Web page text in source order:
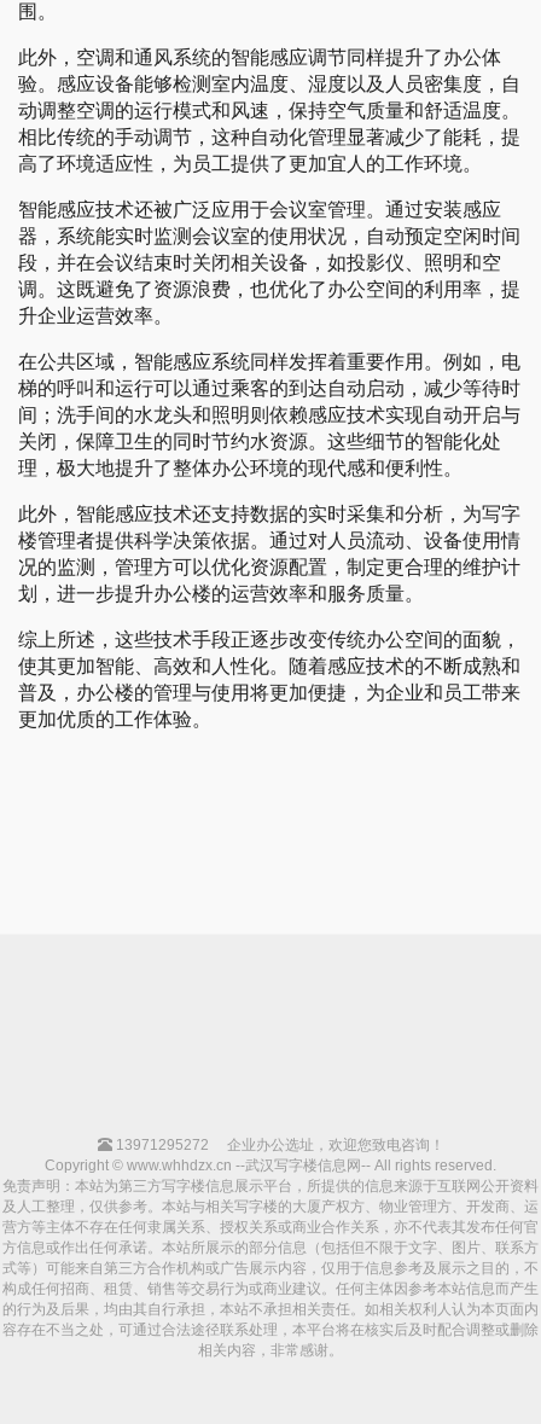
围。
此外，空调和通风系统的智能感应调节同样提升了办公体
验。感应设备能够检测室内温度、湿度以及人员密集度，自
动调整空调的运行模式和风速，保持空气质量和舒适温度。
相比传统的手动调节，这种自动化管理显著减少了能耗，提
高了环境适应性，为员工提供了更加宜人的工作环境。
智能感应技术还被广泛应用于会议室管理。通过安装感应
器，系统能实时监测会议室的使用状况，自动预定空闲时间
段，并在会议结束时关闭相关设备，如投影仪、照明和空
调。这既避免了资源浪费，也优化了办公空间的利用率，提
升企业运营效率。
在公共区域，智能感应系统同样发挥着重要作用。例如，电
梯的呼叫和运行可以通过乘客的到达自动启动，减少等待时
间；洗手间的水龙头和照明则依赖感应技术实现自动开启与
关闭，保障卫生的同时节约水资源。这些细节的智能化处
理，极大地提升了整体办公环境的现代感和便利性。
此外，智能感应技术还支持数据的实时采集和分析，为写字
楼管理者提供科学决策依据。通过对人员流动、设备使用情
况的监测，管理方可以优化资源配置，制定更合理的维护计
划，进一步提升办公楼的运营效率和服务质量。
综上所述，这些技术手段正逐步改变传统办公空间的面貌，
使其更加智能、高效和人性化。随着感应技术的不断成熟和
普及，办公楼的管理与使用将更加便捷，为企业和员工带来
更加优质的工作体验。
13971295272
企业办公选址，欢迎您致电咨询！
Copyright © www.whhdzx.cn --武汉写字楼信息网-- All rights reserved.
免责声明：本站为第三方写字楼信息展示平台，所提供的信息来源于互联网公开资料
及人工整理，仅供参考。本站与相关写字楼的大厦产权方、物业管理方、开发商、运
营方等主体不存在任何隶属关系、授权关系或商业合作关系，亦不代表其发布任何官
方信息或作出任何承诺。本站所展示的部分信息（包括但不限于文字、图片、联系方
式等）可能来自第三方合作机构或广告展示内容，仅用于信息参考及展示之目的，不
构成任何招商、租赁、销售等交易行为或商业建议。任何主体因参考本站信息而产生
的行为及后果，均由其自行承担，本站不承担相关责任。如相关权利人认为本页面内
容存在不当之处，可通过合法途径联系处理，本平台将在核实后及时配合调整或删除
相关内容，非常感谢。